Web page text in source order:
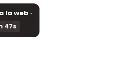
la web ·
47s